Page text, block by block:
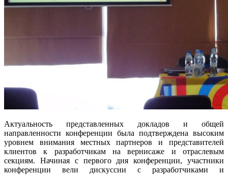
Актуальность представленных докладов и общей
направленности конференции была подтверждена высоким
уровнем внимания местных партнеров и представителей
клиентов к разработчикам на вернисаже и отраслевым
секциям. Начиная с первого дня конференции, участники
конференции вели дискуссии с разработчиками и